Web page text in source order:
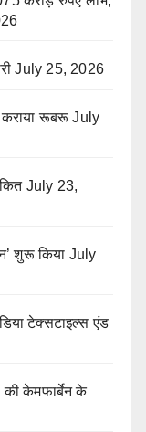
July 25, 2026
रूबरू July
July 23,
शुरू किया July
टेक्सटाइल्स एंड
की केमफार्बेन के